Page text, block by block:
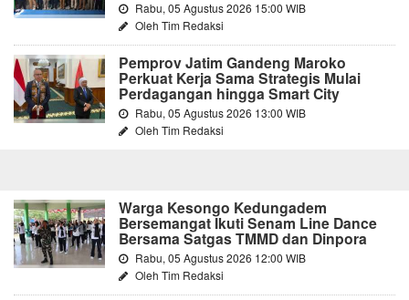
Rabu, 05 Agustus 2026 15:00 WIB
Oleh Tim Redaksi
Pemprov Jatim Gandeng Maroko
Perkuat Kerja Sama Strategis Mulai
Perdagangan hingga Smart City
Rabu, 05 Agustus 2026 13:00 WIB
Oleh Tim Redaksi
Warga Kesongo Kedungadem
Bersemangat Ikuti Senam Line Dance
Bersama Satgas TMMD dan Dinpora
Rabu, 05 Agustus 2026 12:00 WIB
Oleh Tim Redaksi